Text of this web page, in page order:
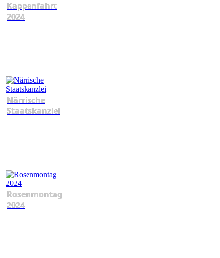
Kappenfahrt
2024
Närrische
Staatskanzlei
Rosenmontag
2024